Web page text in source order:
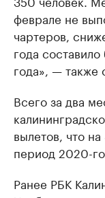
феврале не
чартеров,
года
года», — также
Всего за два
вылетов, что
период 2020-го.
Ранее РБК